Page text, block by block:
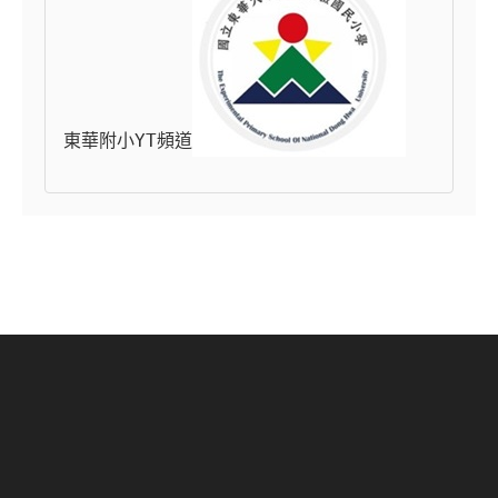
東華附小YT頻道